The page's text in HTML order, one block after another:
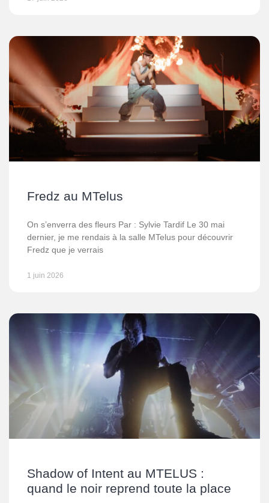
Fredz au MTelus
On s’enverra des fleurs Par : Sylvie Tardif Le 30 mai
dernier, je me rendais à la salle MTelus pour découvrir
Fredz que je verrais
1 juin 2026
Shadow of Intent au MTELUS :
quand le noir reprend toute la place